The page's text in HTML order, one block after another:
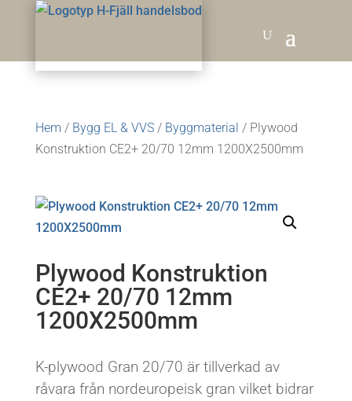
Hem / Bygg EL & VVS/ Byggmaterial / Plywood
Konstruktion CE2+ 20/70 12mm 1200X2500mm
Plywood Konstruktion
CE2+ 20/70 12mm
1200X2500mm
K-plywood Gran 20/70 är tillverkad av
råvara från nordeuropeisk gran vilket bidrar